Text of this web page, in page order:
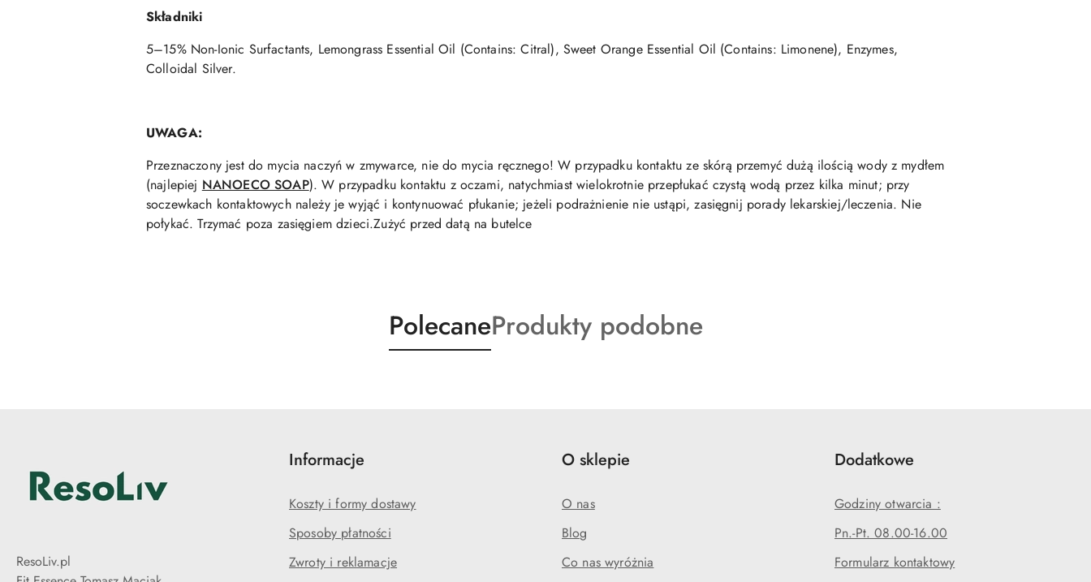
Składniki
5–15% Non-Ionic Surfactants, Lemongrass Essential Oil (Contains: Citral), Sweet Orange Essential Oil (Contains: Limonene), Enzymes,
Colloidal Silver.
UWAGA:
Przeznaczony jest do mycia naczyń w zmywarce, nie do mycia ręcznego! W przypadku kontaktu ze skórą przemyć dużą ilością wody z mydłem
(najlepiej NANOECO SOAP). W przypadku kontaktu z oczami, natychmiast wielokrotnie przepłukać czystą wodą przez kilka minut; przy
soczewkach kontaktowych należy je wyjąć i kontynuować płukanie; jeżeli podrażnienie nie ustąpi, zasięgnij porady lekarskiej/leczenia. Nie
połykać. Trzymać poza zasięgiem dzieci.Zużyć przed datą na butelce
Produkty
o
PolecaneProdukty
o
Produkty podobne
ResoLiv.pl
Informacje
Koszty i formy dostawy
Sposoby płatności
Zwroty i reklamacje
O sklepie
O nas
Blog
Co nas wyróżnia
Dodatkowe
Godziny otwarcia :
Pn.-Pt. 08.00-16.00
Formularz kontaktowy